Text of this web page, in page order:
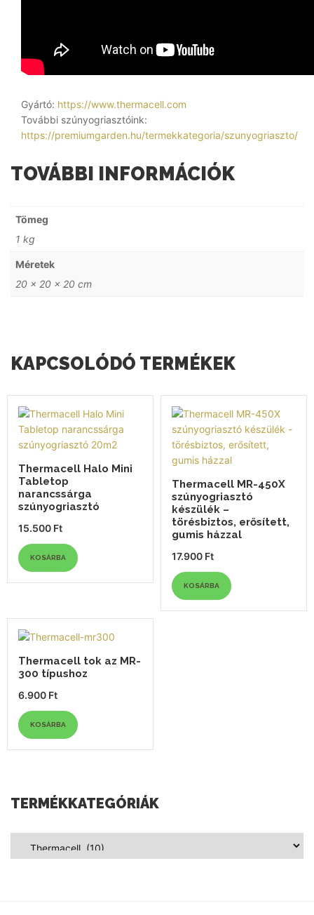
Gyártó: https://www.thermacell.com
További szúnyogriasztóink:
https://premiumgarden.hu/termekkategoria/szunyogriaszto/
TOVÁBBI INFORMÁCIÓK
Tömeg
1 kg
Méretek
20 × 20 × 20 cm
KAPCSOLÓDÓ TERMÉKEK
Thermacell Halo Mini
Tabletop
narancssárga
szúnyogriasztó
15.500 Ft
KOSÁRBA
Thermacell MR-450X
szúnyogriasztó
készülék –
törésbiztos, erősített,
gumis házzal
17.900 Ft
KOSÁRBA
Thermacell tok az MR-
300 típushoz
6.900 Ft
KOSÁRBA
TERMÉKKATEGÓRIÁK